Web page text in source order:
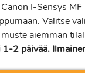
Canon I-Sensys
Valitse
aiemman
2 päivää.